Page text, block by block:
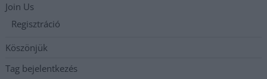
Join Us
Regisztráció
Köszönjük
Tag bejelentkezés